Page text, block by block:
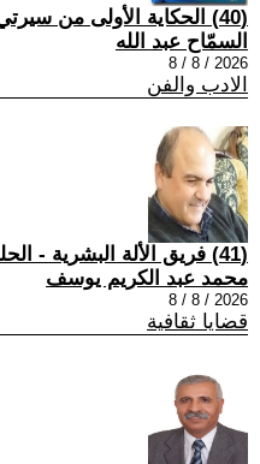
(40) الحكاية الأولى من سيرتي الذاتية، 24
السمّاح عبد الله
2026 / 8 / 8
الادب والفن
(41) فريق الألة البشرية - الحلقة السابعة والأخيرة
محمد عبد الكريم يوسف
2026 / 8 / 8
قضايا ثقافية